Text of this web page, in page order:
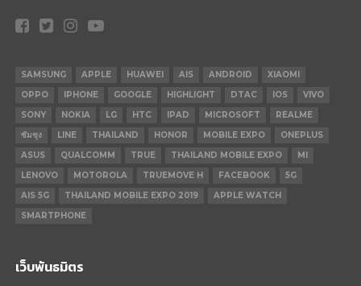
SAMSUNG APPLE HUAWEI AIS ANDROID
XIAOMI
OPPO
IPHONE GOOGLE HIGHLIGHT DTAC IOS
VIVO
SONY
NOKIA LG HTC IPAD MICROSOFT
REALME
ซัมซุง
LINE THAILAND HONOR MOBILE EXPO
ONEPLUS
ASUS
QUALCOMM TRUE THAILAND MOBILE EXPO
MI
LENOVO
MOTOROLA TRUEMOVE H FACEBOOK
5G
AIS 5G
THAILAND MOBILE EXPO 2019
APPLE WATCH
SMARTPHONE
เว็บพันธมิตร